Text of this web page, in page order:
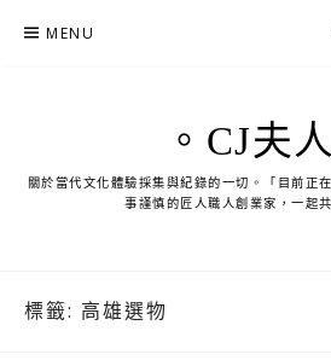
MENU
。CJ夫
關於當代文化體驗採集與紀錄的一切。「目前正
事謹慎的匠人職人創業家，一起
標籤: 高雄選物